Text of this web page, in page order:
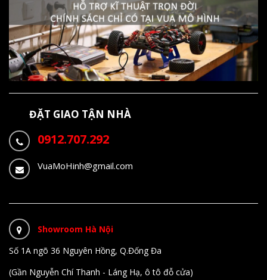
ĐẶT GIAO TẬN NHÀ
0912.707.292
VuaMoHinh@gmail.com
Showroom Hà Nội
Số 1A ngõ 36 Nguyên Hồng, Q.Đống Đa
(Gần Nguyễn Chí Thanh - Láng Hạ, ô tô đỗ cửa)